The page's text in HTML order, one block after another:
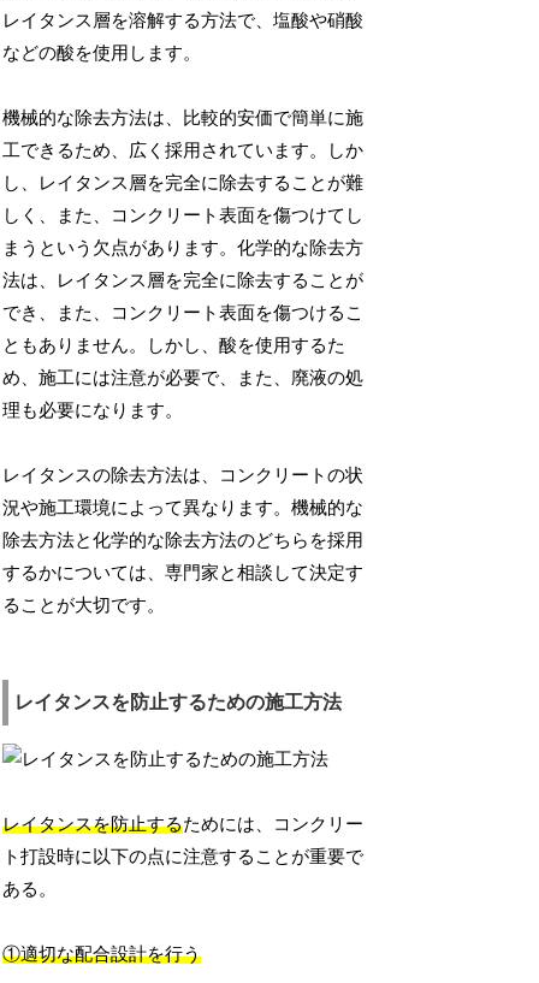
レイタンス層を溶解する方法で、塩酸や硝酸
などの酸を使用します。
機械的な除去方法は、比較的安価で簡単に施
工できるため、広く採用されています。しか
し、レイタンス層を完全に除去することが難
しく、また、コンクリート表面を傷つけてし
まうという欠点があります。化学的な除去方
法は、レイタンス層を完全に除去することが
でき、また、コンクリート表面を傷つけるこ
ともありません。しかし、酸を使用するた
め、施工には注意が必要で、また、廃液の処
理も必要になります。
レイタンスの除去方法は、コンクリートの状
況や施工環境によって異なります。機械的な
除去方法と化学的な除去方法のどちらを採用
するかについては、専門家と相談して決定す
ることが大切です。
レイタンスを防止するための施工方法
レイタンスを防止するためには、コンクリー
ト打設時に以下の点に注意することが重要で
ある。
①適切な配合設計を行う